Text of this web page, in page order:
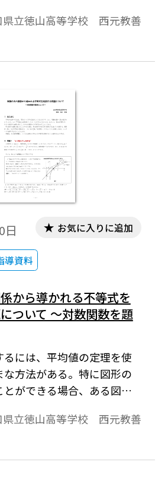
じ値が，電卓を工夫して使
近似値について考察する。
県立徳山高等学校 西元教善
日
導資料
お気に入りに追加
から導かれる不等式を
ついて ～対数関数を題
には、平均値の定理を使
な方法がある。特に図形の
ができる場合、ある図形
ある不等式が得られる。こ
エレガントな証明に思え
県立徳山高等学校 西元教善